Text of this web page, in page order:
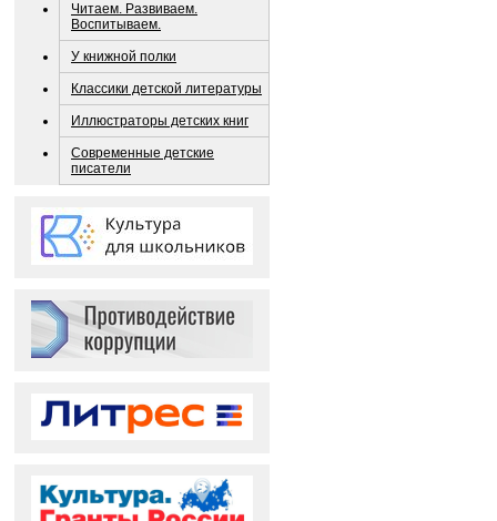
Читаем. Развиваем.
Воспитываем.
У книжной полки
Классики детской литературы
Иллюстраторы детских книг
Современные детские
писатели